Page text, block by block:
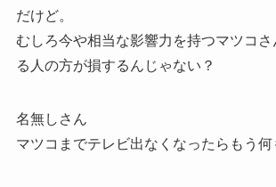
だけど。
むしろ今や相当な影響力を持つマツコ
る人の方が損するんじゃない？
名無しさん
マツコまでテレビ出なくなったらもう何